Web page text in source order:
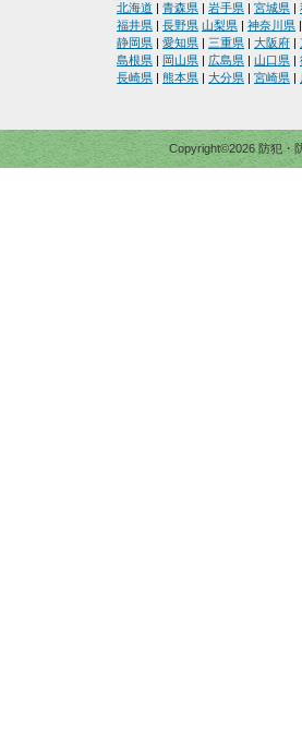
北海道 青森県 岩手県 宮城県
福井県
長野県 山梨県 神奈川県
静岡県
愛知県 三重県 大阪府
島根県
岡山県 広島県 山口県
長崎県
熊本県 大分県 宮崎県
Copyright©2026 防犯・